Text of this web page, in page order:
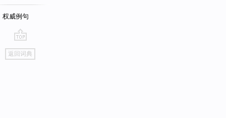
权威例句
go
top
返回词典